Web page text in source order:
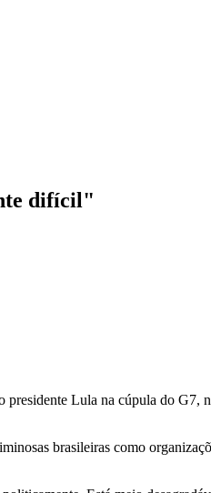
difícil"
Lula na cúpula do
brasileiras como